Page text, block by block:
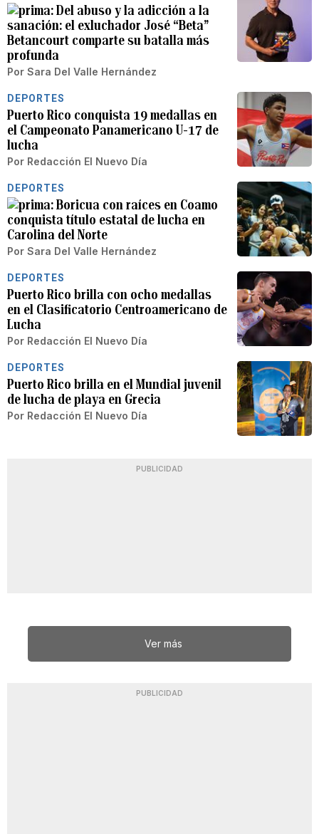
Del abuso y la adicción a la
sanación: el exluchador José “Beta”
Betancourt comparte su batalla más
profunda
Por Sara Del Valle Hernández
DEPORTES
Puerto Rico conquista 19 medallas en
el Campeonato Panamericano U-17 de
lucha
Por Redacción El Nuevo Día
DEPORTES
Boricua con raíces en Coamo
conquista título estatal de lucha en
Carolina del Norte
Por Sara Del Valle Hernández
DEPORTES
Puerto Rico brilla con ocho medallas
en el Clasificatorio Centroamericano de
Lucha
Por Redacción El Nuevo Día
DEPORTES
Puerto Rico brilla en el Mundial juvenil
de lucha de playa en Grecia
Por Redacción El Nuevo Día
PUBLICIDAD
Ver más
PUBLICIDAD